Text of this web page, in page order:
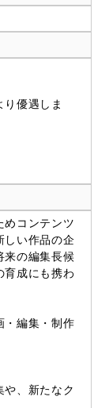
優遇しま
めコンテンツ
しい作品の企
来の編集長候
育成にも携わ
・編集・制作
や、新たなク